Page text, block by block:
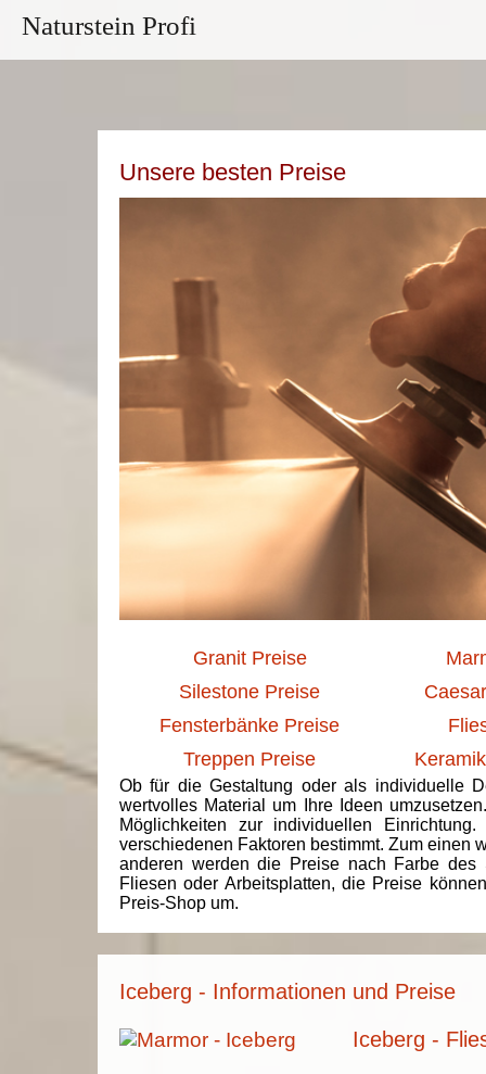
Naturstein Profi
Unsere besten Preise
Granit Preise
Silestone Preise
Fensterbänke Preise
Treppen Preise
Ob für die Gestaltung oder als individuelle
wertvolles Material um Ihre Ideen
Möglichkeiten zur individuellen
verschiedenen Faktoren bestimmt. Zum einen
anderen werden die Preise nach Farbe des
Fliesen oder Arbeitsplatten, die Preise
Preis-Shop um.
Iceberg - Informationen und Preise
Iceberg -